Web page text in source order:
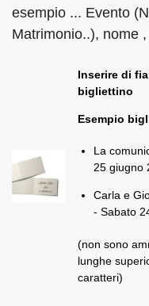
esempio ... Evento
Matrimonio..), nome
Inserire di
bigliettino
Esempio
La
25 giugno
Carla e
- Sabato
(non sono
lunghe
caratteri)